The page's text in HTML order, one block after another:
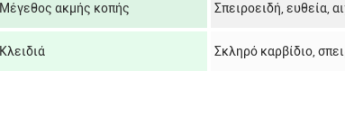
Μέγεθος ακμής κοπής Σπειροειδή, ευθεία,
Κλειδιά Σκληρό καρβίδιο,